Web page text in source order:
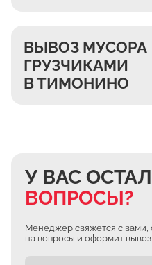
ВЫВОЗ МУСОРА
ГРУЗЧИКАМИ
В ТИМОНИНО
У ВАС
ВОПРОСЫ?
Менеджер свяжется с вами,
на вопросы и оформит